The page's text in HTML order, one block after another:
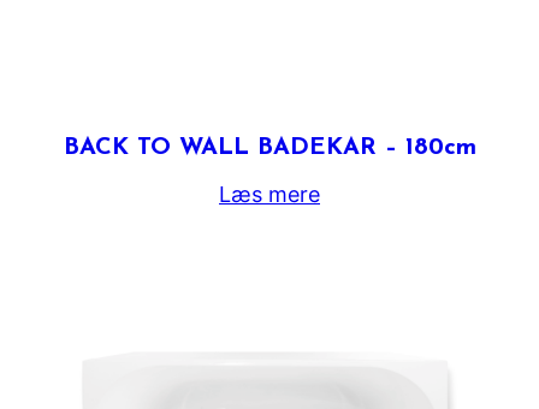
BACK TO WALL BADEKAR – 180cm
Læs mere